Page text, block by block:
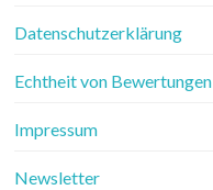
Datenschutzerklärung
Echtheit von Bewertungen
Impressum
Newsletter